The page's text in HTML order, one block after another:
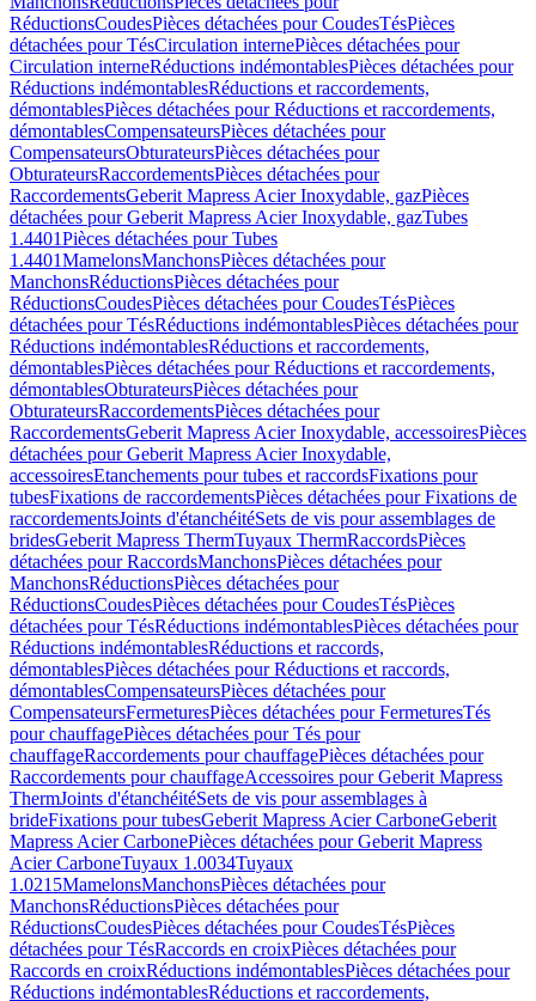
RéductionsCoudesPièces détachées pour CoudesTésPièces
détachées pour TésCirculation internePièces détachées pour
Circulation interneRéductions indémontablesPièces détachées pour
Réductions indémontablesRéductions et raccordements,
démontablesPièces détachées pour Réductions et raccordements,
démontablesCompensateursPièces détachées pour
CompensateursObturateursPièces détachées pour
ObturateursRaccordementsPièces détachées pour
RaccordementsGeberit Mapress Acier Inoxydable, gazPièces
détachées pour Geberit Mapress Acier Inoxydable, gazTubes
1.4401Pièces détachées pour Tubes
1.4401MamelonsManchonsPièces détachées pour
ManchonsRéductionsPièces détachées pour
RéductionsCoudesPièces détachées pour CoudesTésPièces
détachées pour TésRéductions indémontablesPièces détachées pour
Réductions indémontablesRéductions et raccordements,
démontablesPièces détachées pour Réductions et raccordements,
démontablesObturateursPièces détachées pour
ObturateursRaccordementsPièces détachées pour
RaccordementsGeberit Mapress Acier Inoxydable, accessoiresPièces
détachées pour Geberit Mapress Acier Inoxydable,
accessoiresEtanchements pour tubes et raccordsFixations pour
tubesFixations de raccordementsPièces détachées pour Fixations de
raccordementsJoints d'étanchéitéSets de vis pour assemblages de
bridesGeberit Mapress ThermTuyaux ThermRaccordsPièces
détachées pour RaccordsManchonsPièces détachées pour
ManchonsRéductionsPièces détachées pour
RéductionsCoudesPièces détachées pour CoudesTésPièces
détachées pour TésRéductions indémontablesPièces détachées pour
Réductions indémontablesRéductions et raccords,
démontablesPièces détachées pour Réductions et raccords,
démontablesCompensateursPièces détachées pour
CompensateursFermeturesPièces détachées pour FermeturesTés
pour chauffagePièces détachées pour Tés pour
chauffageRaccordements pour chauffagePièces détachées pour
Raccordements pour chauffageAccessoires pour Geberit Mapress
ThermJoints d'étanchéitéSets de vis pour assemblages à
brideFixations pour tubesGeberit Mapress Acier CarboneGeberit
Mapress Acier CarbonePièces détachées pour Geberit Mapress
Acier CarboneTuyaux 1.0034Tuyaux
1.0215MamelonsManchonsPièces détachées pour
ManchonsRéductionsPièces détachées pour
RéductionsCoudesPièces détachées pour CoudesTésPièces
détachées pour TésRaccords en croixPièces détachées pour
Raccords en croixRéductions indémontablesPièces détachées pour
Réductions indémontablesRéductions et raccordements,